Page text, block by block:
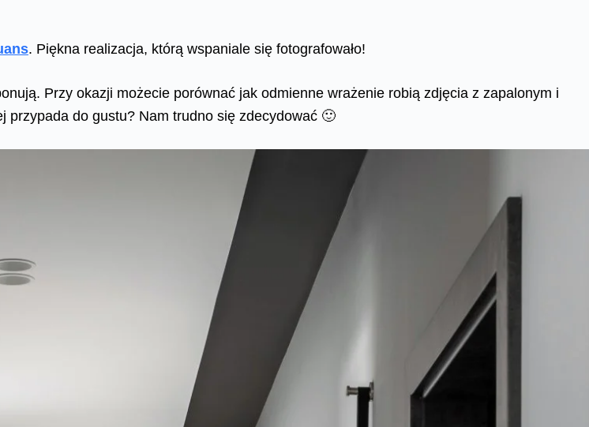
. Piękna realizacja, którą wspaniale się fotografowało!
Przy okazji możecie porównać jak odmienne wrażenie robią zdjęcia z zapalonym i
przypada do gustu? Nam trudno się zdecydować 🙂